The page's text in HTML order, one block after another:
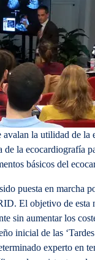
la utilidad de la
la ecocardiografía
básicos del
puesta en marcha
El objetivo de esta
sin aumentar los
inicial de las
experto en